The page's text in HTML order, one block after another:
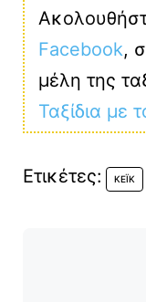
Facebook,
μέλη της
Ταξίδια με
Ετικέτες: ΚΈΙΚ